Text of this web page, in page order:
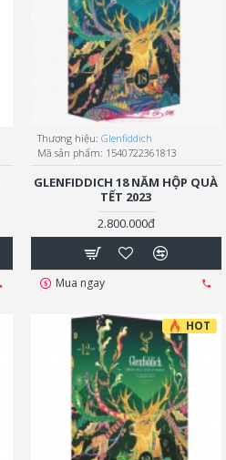
Thương hiệu: Glenfiddich
Mã sản phẩm: 1540722361813
GLENFIDDICH 18 NĂM HỘP QUÀ
TẾT 2023
2.800.000đ
Mua ngay
HOT